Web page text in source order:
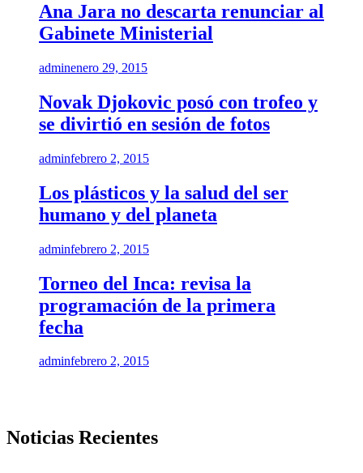
Ana Jara no descarta renunciar al
Gabinete Ministerial
adminenero 29, 2015
Novak Djokovic posó con trofeo y
se divirtió en sesión de fotos
adminfebrero 2, 2015
Los plásticos y la salud del ser
humano y del planeta
adminfebrero 2, 2015
Torneo del Inca: revisa la
programación de la primera
fecha
adminfebrero 2, 2015
Noticias Recientes